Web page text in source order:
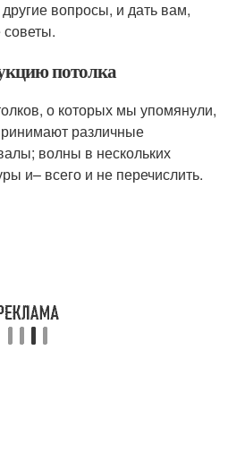
вопросы, и дать вам,
советы.
потолка
о которых мы упомянули,
различные
волны в нескольких
и– всего и не перечислить.